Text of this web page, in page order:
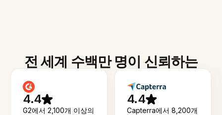
전 세계 수백만 명이 신뢰하는
4.4
G2에서 2,100개 이상의
4.4
Capterra에서 8,200개